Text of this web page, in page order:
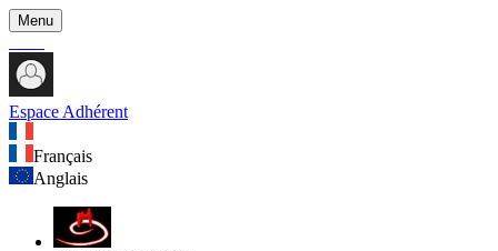
Menu
Espace Adhérent
Français
Anglais